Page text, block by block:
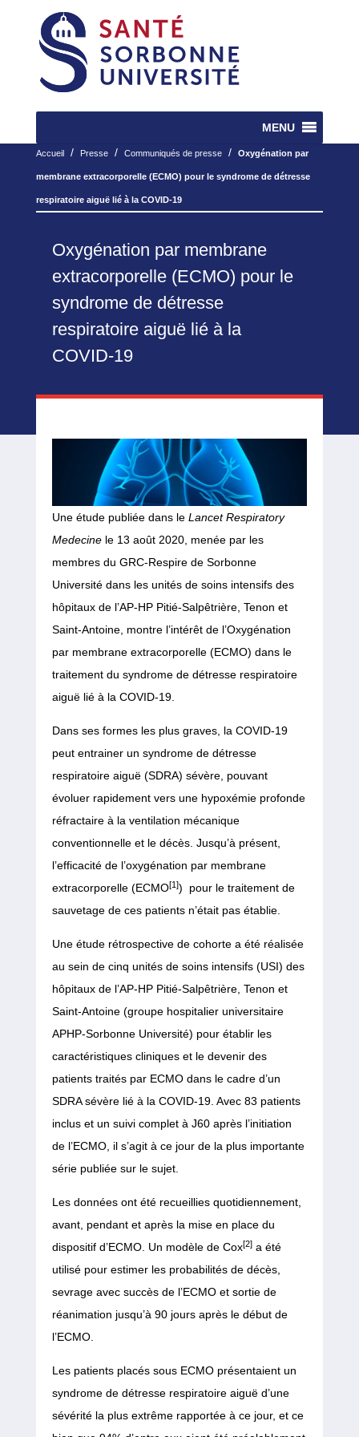
MENU
Accueil/ Presse/ Communiqués de presse/ Oxygénation par
membrane extracorporelle (ECMO) pour le syndrome de détresse
respiratoire aiguë lié à la COVID-19
Oxygénation par membrane
extracorporelle (ECMO) pour le
syndrome de détresse
respiratoire aiguë lié à la
COVID-19
Une étude publiée dans le Lancet Respiratory
Medecinele 13 août 2020, menée par les
membres du GRC-Respire de Sorbonne
Université dans les unités de soins intensifs des
hôpitaux de l’AP-HP Pitié-Salpêtrière, Tenon et
Saint-Antoine, montre l’intérêt de l’Oxygénation
par membrane extracorporelle (ECMO) dans le
traitement du syndrome de détresse respiratoire
aiguë lié à la COVID-19.
Dans ses formes les plus graves, la COVID-19
peut entrainer un syndrome de détresse
respiratoire aiguë (SDRA) sévère, pouvant
évoluer rapidement vers une hypoxémie profonde
réfractaire à la ventilation mécanique
conventionnelle et le décès. Jusqu’à présent,
l’efficacité de l’oxygénation par membrane
extracorporelle (ECMO[1]) pour le traitement de
sauvetage de ces patients n’était pas établie.
Une étude rétrospective de cohorte a été réalisée
au sein de cinq unités de soins intensifs (USI) des
hôpitaux de l’AP-HP Pitié-Salpêtrière, Tenon et
Saint-Antoine (groupe hospitalier universitaire
APHP-Sorbonne Université) pour établir les
caractéristiques cliniques et le devenir des
patients traités par ECMO dans le cadre d’un
SDRA sévère lié à la COVID-19. Avec 83 patients
inclus et un suivi complet à J60 après l’initiation
de l’ECMO, il s’agit à ce jour de la plus importante
série publiée sur le sujet.
Les données ont été recueillies quotidiennement,
avant, pendant et après la mise en place du
dispositif d’ECMO. Un modèle de Cox[2]a été
utilisé pour estimer les probabilités de décès,
sevrage avec succès de l’ECMO et sortie de
réanimation jusqu’à 90 jours après le début de
l’ECMO.
Les patients placés sous ECMO présentaient un
syndrome de détresse respiratoire aiguë d’une
sévérité la plus extrême rapportée à ce jour, et ce